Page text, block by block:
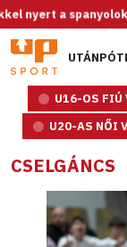
spanyolok elleni
U16-OS FIÚ
U20-AS NŐI
CSELGÁNCS